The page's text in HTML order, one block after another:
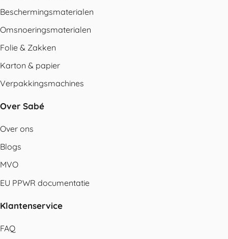
Beschermingsmaterialen
Omsnoeringsmaterialen
Folie & Zakken
Karton & papier
Verpakkingsmachines
Over Sabé
Over ons
Blogs
MVO
EU PPWR documentatie
Klantenservice
FAQ